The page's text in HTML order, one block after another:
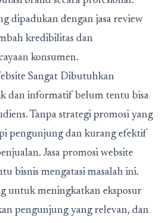
dipadukan dengan jasa review
kredibilitas dan
konsumen.
Sangat Dibutuhkan
dan informatif belum tentu bisa
Tanpa strategi promosi yang
pengunjung dan kurang efektif
Jasa promosi website
bisnis mengatasi masalah ini.
untuk meningkatkan eksposur
pengunjung yang relevan, dan